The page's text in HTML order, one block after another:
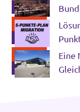
Impressum
Jahre
Eine